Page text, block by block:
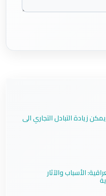
زيادة التبادل التجاري الى
الأسباب والآثار